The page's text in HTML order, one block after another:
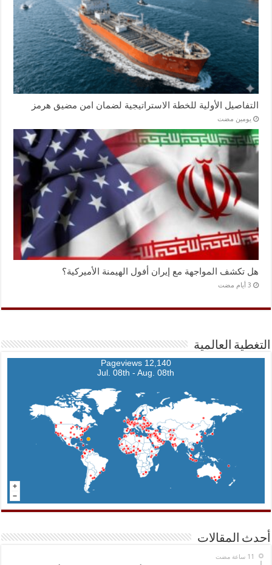
التفاصيل الأولية للخطة الاستراتيجية لضمان امن مضيق هرمز
‏يومين مضت
هل تكشف المواجهة مع إيران أفول الهيمنة الأميركية؟
التغطية العالمية
12,140 Pageviews
Jul. 08th - Aug. 08th
أحدث المقالات